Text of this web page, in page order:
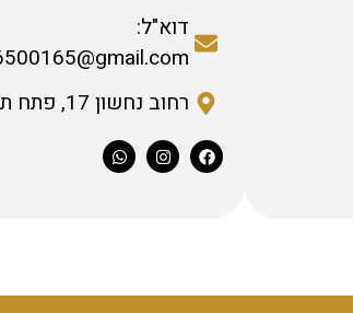
דוא"ל:
רחוב נחשון 17, פתח תקווה